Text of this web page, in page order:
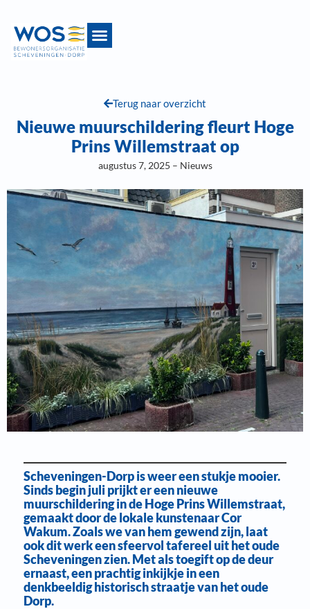
Terug naar overzicht
Nieuwe muurschildering fleurt Hoge
Prins Willemstraat op
augustus 7, 2025 – Nieuws
Scheveningen-Dorp is weer een stukje mooier.
Sinds begin juli prijkt er een nieuwe
muurschildering in deHoge Prins Willemstraat,
gemaakt door de lokale kunstenaarCor
Wakum. Zoals we van hem gewend zijn, laat
ook dit werk een sfeervol tafereel uit het oude
Scheveningen zien. Met als toegift op de deur
ernaast, een prachtig inkijkje in een
denkbeeldig historisch straatje van het oude
Dorp.